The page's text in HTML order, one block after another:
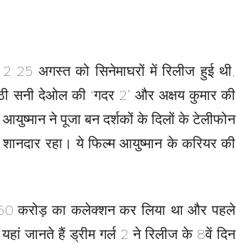
25 अगस्त को सिनेमाघरों में रिलीज हुई थी.
सनी देओल की ‘गदर 2’ और अक्षय कुमार की
ने पूजा बन दर्शकों के दिलों के टेलीफोन
रहा। ये फिल्म आयुष्मान के करियर की
50 करोड़ का कलेक्शन कर लिया था और पहले
जानते हैं ड्रीम गर्ल 2 ने रिलीज के 8वें दिन